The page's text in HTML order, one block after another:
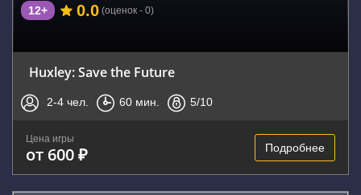
12+ 0.0 (оценок - 0)
Huxley: Save the Future
2-4 чел. 60 мин. 5/10
Цена игры
от 600 ₽ Подробнее